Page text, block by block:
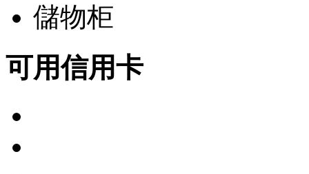
儲物柜
可用信用卡